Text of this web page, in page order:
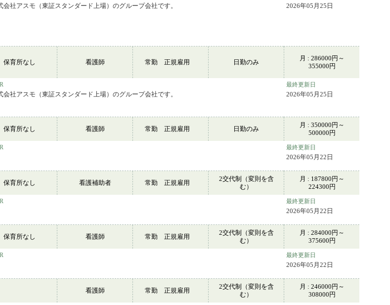
会社アスモ（東証スタンダード上場）のグループ会社です。 2026年05月25日
保育所なし 看護師 常勤 正規雇用 日勤のみ
月 : 286000円～
355000円
会社アスモ（東証スタンダード上場）のグループ会社です。
最終更新日
2026年05月25日
保育所なし 看護師 常勤 正規雇用 日勤のみ
月 : 350000円～
500000円
最終更新日
2026年05月22日
保育所なし 看護補助者 常勤 正規雇用
2交代制（変則を含
む）
月 : 187800円～
224300円
最終更新日
2026年05月22日
保育所なし 看護師 常勤 正規雇用
2交代制（変則を含
む）
月 : 284000円～
375600円
最終更新日
2026年05月22日
看護師 常勤 正規雇用
2交代制（変則を含
む）
月 : 246000円～
308000円